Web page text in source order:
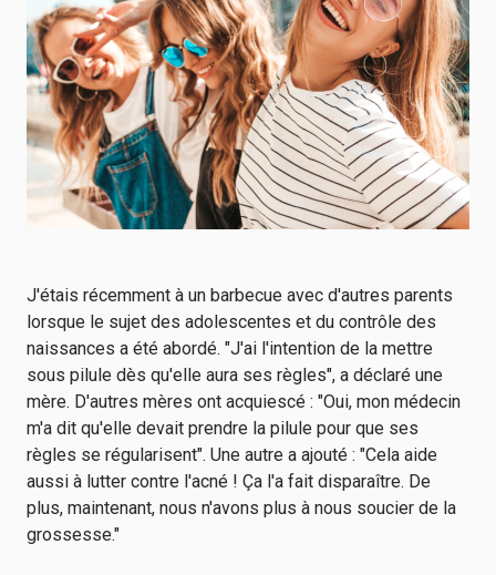
J'étais récemment à un barbecue avec d'autres parents
lorsque le sujet des adolescentes et du contrôle des
naissances a été abordé. "J'ai l'intention de la mettre
sous pilule dès qu'elle aura ses règles", a déclaré une
mère. D'autres mères ont acquiescé : "Oui, mon médecin
m'a dit qu'elle devait prendre la pilule pour que ses
règles se régularisent". Une autre a ajouté : "Cela aide
aussi à lutter contre l'acné ! Ça l'a fait disparaître. De
plus, maintenant, nous n'avons plus à nous soucier de la
grossesse."